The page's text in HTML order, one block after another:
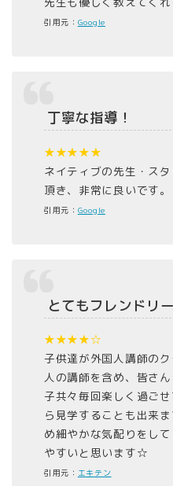
引用元： Google
丁寧な指導！
★★★★★
ネイティブの先生・ス
頂き、非常に良いです。
引用元： Google
とてもフレンドリー
★★★★☆
子供達が外国人講師の
人の講師を含め、皆さ
子共々毎回楽しく過ご
ら見学することも出来
め細やかな気配りをし
やすいと思います☆
引用元： エキテン